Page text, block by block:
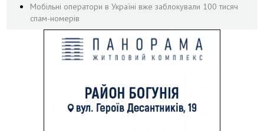
Мобільні оператори в Україні вже заблокували 100 тисяч
спам-номерів